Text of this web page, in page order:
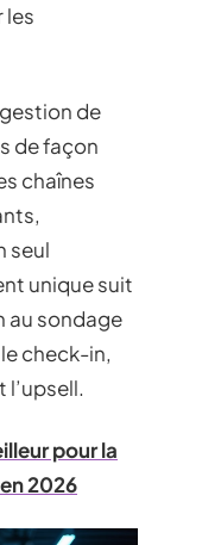
les
de
de façon
chaînes
seul
unique suit
au sondage
check-in,
l’upsell.
pour la
2026